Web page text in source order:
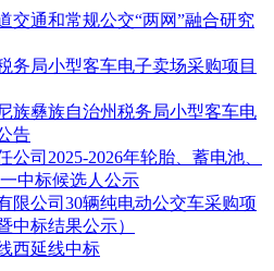
发布日期：2024年8月6日
交通和常规公交“两网”融合研究
务局小型客车电子卖场采购项目
族彝族自治州税务局小型客车电
告
司2025-2026年轮胎、蓄电池、
中标候选人公示
限公司30辆纯电动公交车采购项
中标结果公示）
西延线中标